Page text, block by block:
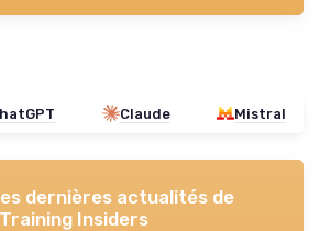
Claude Mistral
dernières actualités de
Training Insiders